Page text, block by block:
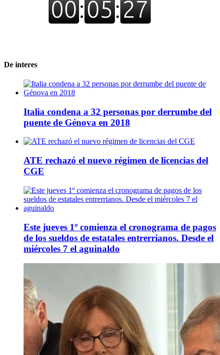
De interes
Italia condena a 32 personas por derrumbe del
puente de Génova en 2018
ATE rechazó el nuevo régimen de licencias del
CGE
Este jueves 1º comienza el cronograma de pagos
de los sueldos de estatales entrerrianos. Desde el
miércoles 7 el aguinaldo